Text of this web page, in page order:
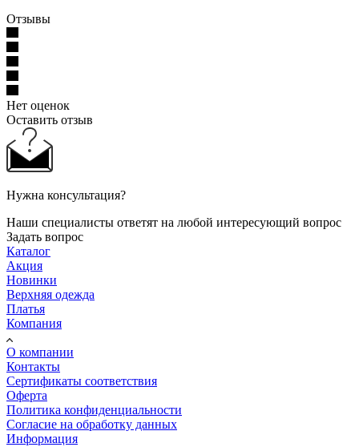
Отзывы
Нет оценок
Оставить отзыв
Нужна консультация?
Наши специалисты ответят на любой интересующий вопрос
Задать вопрос
Каталог
Акция
Новинки
Верхняя одежда
Платья
Компания
О компании
Контакты
Сертификаты соответствия
Оферта
Политика конфиденциальности
Согласие на обработку данных
Информация